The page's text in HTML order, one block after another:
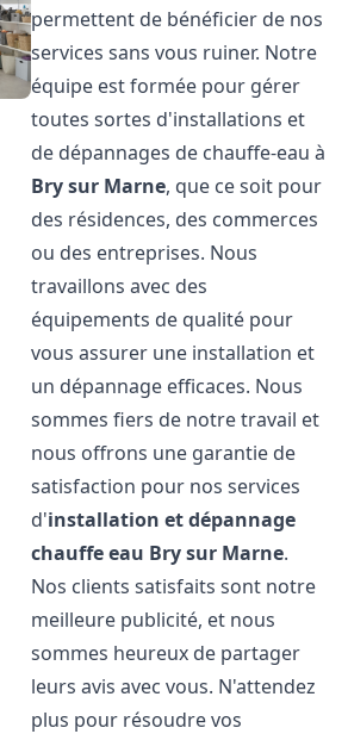
permettent de bénéficier de nos
services sans vous ruiner. Notre
équipe est formée pour gérer
toutes sortes d'installations et
de dépannages de chauffe-eau à
Bry sur Marne, que ce soit pour
des résidences, des commerces
ou des entreprises. Nous
travaillons avec des
équipements de qualité pour
vous assurer une installation et
un dépannage efficaces. Nous
sommes fiers de notre travail et
nous offrons une garantie de
satisfaction pour nos services
d'installation et dépannage
chauffe eau Bry sur Marne.
Nos clients satisfaits sont notre
meilleure publicité, et nous
sommes heureux de partager
leurs avis avec vous. N'attendez
plus pour résoudre vos